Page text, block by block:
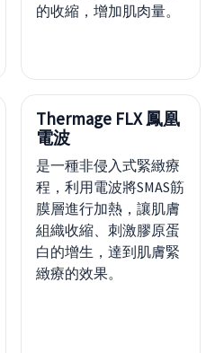
的收縮，增加肌肉量。
Thermage FLX 鳳凰
電波
是一種非侵入式緊緻療
程，利用電波將SMAS筋
膜層進行加熱，讓肌膚
組織收縮、刺激膠原蛋
白的增生，達到肌膚緊
緻療的效果。